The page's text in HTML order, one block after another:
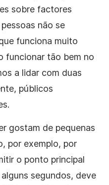
sobre factores
não se
funciona muito
funcionar tão bem no
a lidar com duas
públicos
gostam de pequenas
por exemplo, por
o ponto principal
segundos, deve